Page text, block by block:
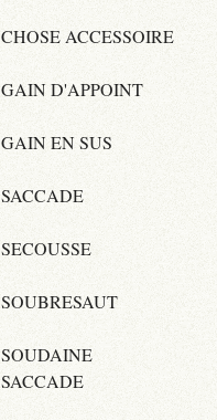
CHOSE ACCESSOIRE
GAIN D'APPOINT
GAIN EN SUS
SACCADE
SECOUSSE
SOUBRESAUT
SOUDAINE
SACCADE